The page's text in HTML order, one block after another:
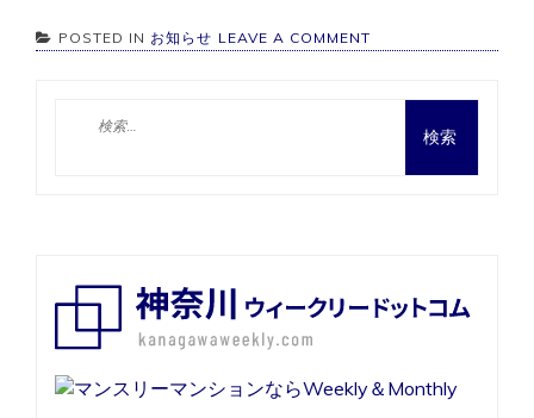
POSTED IN お知らせ LEAVE A COMMENT
WEB
た